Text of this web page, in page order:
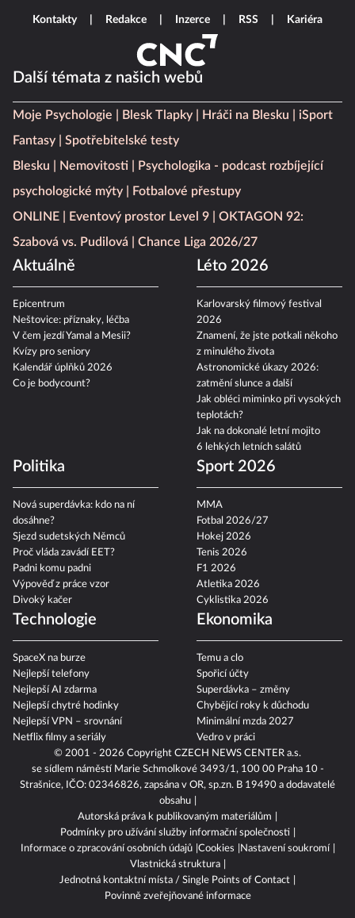
Další témata z našich webů
Moje Psychologie Blesk Tlapky Hráči na Blesku
iSport
Fantasy
Spotřebitelské testy
Blesku
Nemovitosti
Psychologika - podcast rozbíjející
psychologické mýty
Fotbalové přestupy
ONLINE
Eventový prostor Level 9
OKTAGON 92:
Szabová vs. Pudilová
Chance Liga 2026/27
Aktuálně
Epicentrum
Neštovice: příznaky, léčba
V čem jezdí Yamal a Mesii?
Kvízy pro seniory
Kalendář úplňků 2026
Co je bodycount?
Léto 2026
Karlovarský filmový festival
2026
Znamení, že jste potkali někoho
z minulého života
Astronomické úkazy 2026:
zatmění slunce a další
Jak obléci miminko při vysokých
teplotách?
Jak na dokonalé letní mojito
6 lehkých letních salátů
Politika
Nová superdávka: kdo na ní
dosáhne?
Sjezd sudetských Němců
Proč vláda zavádí EET?
Padni komu padni
Výpověď z práce vzor
Divoký kačer
Sport 2026
MMA
Fotbal 2026/27
Hokej 2026
Tenis 2026
F1 2026
Atletika 2026
Cyklistika 2026
Technologie
SpaceX na burze
Nejlepší telefony
Nejlepší AI zdarma
Nejlepší chytré hodinky
Nejlepší VPN – srovnání
Netflix filmy a seriály
Ekonomika
Temu a clo
Spořicí účty
Superdávka – změny
Chybějící roky k důchodu
Minimální mzda 2027
Vedro v práci
Kontakty Redakce Inzerce RSS Kariéra
© 2001 - 2026 Copyright CZECH NEWS CENTER a.s.
se sídlem náměstí Marie Schmolkové 3493/1, 100 00 Praha 10 -
Strašnice, IČO: 02346826, zapsána v OR, sp.zn. B 19490 a dodavatelé
obsahu
Autorská práva k publikovaným materiálům
Podmínky pro užívání služby informační společnosti
Informace o zpracování osobních údajů Cookies
Nastavení soukromí
Vlastnická struktura
Jednotná kontaktní místa / Single Points of Contact
Povinně zveřejňované informace